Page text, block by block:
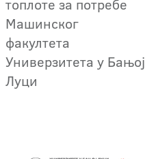
топлоте за потребе
Машинског
факултета
Универзитета у Бањој
Луци